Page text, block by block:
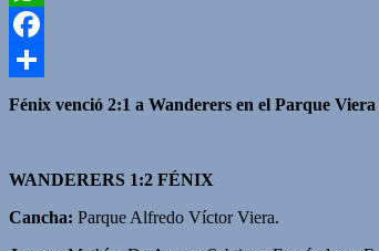
WhatsApp
Facebook
Compartir
Fénix venció 2:1 a Wanderers en el Parque
WANDERERS 1:2 FÉNIX
Cancha: Parque Alfredo Víctor Viera.